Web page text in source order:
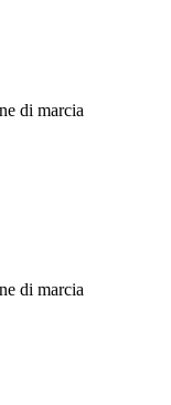
di marcia
di marcia